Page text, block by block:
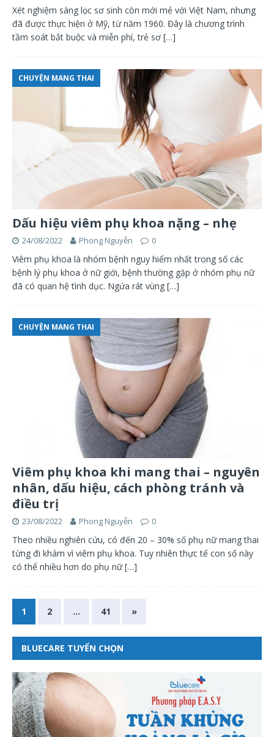
Xét nghiệm sàng lọc sơ sinh còn mới mẻ với Việt Nam, nhưng
đã được thực hiện ở Mỹ, từ năm 1960. Đây là chương trình
tầm soát bắt buộc và miễn phí, trẻ sơ […]
CHUYỆN MANG THAI
Dấu hiệu viêm phụ khoa nặng – nhẹ
24/08/2022 Phong Nguyễn 0
Viêm phụ khoa là nhóm bệnh nguy hiểm nhất trong số các
bệnh lý phụ khoa ở nữ giới, bệnh thường gặp ở nhóm phụ nữ
đã có quan hệ tình dục. Ngứa rát vùng […]
CHUYỆN MANG THAI
Viêm phụ khoa khi mang thai – nguyên
nhân, dấu hiệu, cách phòng tránh và
điều trị
23/08/2022 Phong Nguyễn 0
Theo nhiều nghiên cứu, có đến 20 – 30% số phụ nữ mang thai
từng đi khám vì viêm phụ khoa. Tuy nhiên thực tế con số này
có thể nhiều hơn do phụ nữ[…]
1 2 … 41 »
BLUECARE TUYỂN CHỌN